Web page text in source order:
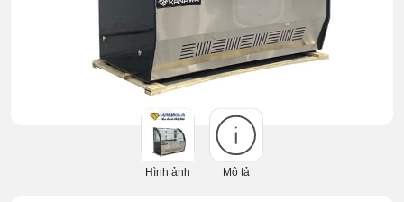
Hình ảnh Mô tả